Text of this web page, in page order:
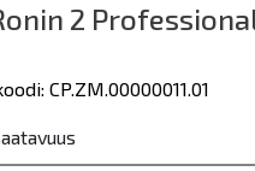
2
CP.ZM.00000011.01